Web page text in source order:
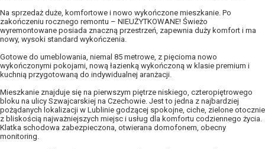
Na sprzedaż duże, komfortowe i nowo wykończone mieszkanie. Po
zakończeniu rocznego remontu – NIEUŻYTKOWANE! Świeżo
wyremontowane posiada znaczną przestrzeń, zapewnia duży komfort i ma
nowy, wysoki standard wykończenia.
Gotowe do umeblowania, niemal 85 metrowe, z pięcioma nowo
wykończonymi pokojami, nową łazienką wykończoną w klasie premium i
kuchnią przygotowaną do indywidualnej aranżacji.
Mieszkanie znajduje się na pierwszym piętrze niskiego, czteropiętrowego
bloku na ulicy Szwajcarskiej na Czechowie. Jest to jedna z najbardziej
pożądanych lokalizacji w Lublinie godzącej spokojne, ciche, zielone otocznie
z bliskością najważniejszych miejsc i usług dla komfortu codziennego życia.
Klatka schodowa zabezpieczona, otwierana domofonem, obecny
monitoring.